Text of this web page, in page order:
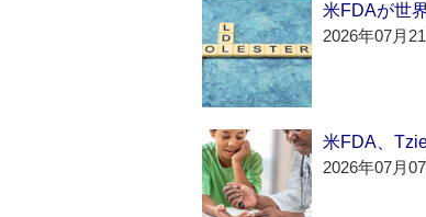
米FDAが世
2026年07月
米FDA、
2026年07月